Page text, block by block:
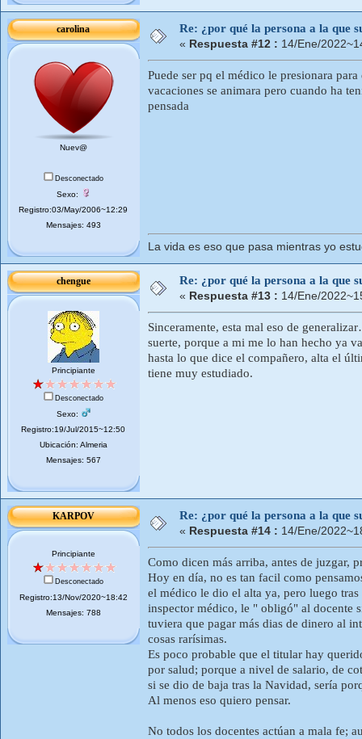
carolina
Nuev@
Desconectado
Sexo:
Registro:03/May/2006~12:29
Mensajes: 493
Re: ¿por qué la persona a la que
« Respuesta #12 : 14/Ene/
Puede ser pq el médico le presionara
vacaciones se animara pero cuando ha
pensada
La vida es eso que pasa mientras yo
chengue
Principiante
Desconectado
Sexo:
Registro:19/Jul/2015~12:50
Ubicación: Almeria
Mensajes: 567
Re: ¿por qué la persona a la que
« Respuesta #13 : 14/Ene/
Sinceramente, esta mal eso de
suerte, porque a mi me lo han hecho ya
hasta lo que dice el compañero, alta el
tiene muy estudiado.
KARPOV
Principiante
Desconectado
Registro:13/Nov/2020~18:42
Mensajes: 788
Re: ¿por qué la persona a la que
« Respuesta #14 : 14/Ene/
Como dicen más arriba, antes de juzgar,
Hoy en día, no es tan facil como
el médico le dio el alta ya, pero luego
inspector médico, le " obligó" al docente
tuviera que pagar más dias de dinero al
cosas rarísimas.
Es poco probable que el titular hay
por salud; porque a nivel de salario, de
si se dio de baja tras la Navidad, sería
Al menos eso quiero pensar.
No todos los docentes actúan a mala fe;